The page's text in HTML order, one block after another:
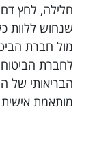
שנחוש ללוות
מול חברת
לחברת הביטוח
הבריאותי של
מותאמת אישית